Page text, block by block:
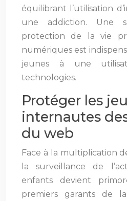
équilibrant l’utilisation
une addiction. Une
protection de la vie
numériques est
jeunes à une
technologies.
Protéger les
internautes
du web
Face à la multiplication
la surveillance de
enfants devient
premiers garants de